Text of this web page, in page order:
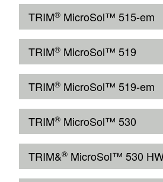
TRIM® MicroSol™ 515-em
TRIM® MicroSol™ 519
TRIM® MicroSol™ 519-em
TRIM® MicroSol™ 530
TRIM&® MicroSol™ 530